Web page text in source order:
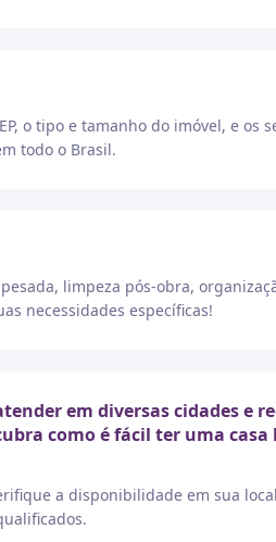
o tipo e tamanho do imóvel, e os
todo o Brasil.
limpeza pós-obra,
necessidades específicas!
em diversas cidades e
como é fácil ter uma
a disponibilidade em sua